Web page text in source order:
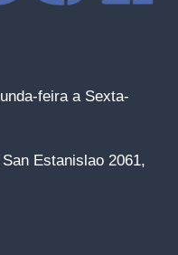
feira a Sexta-
Estanislao 2061,